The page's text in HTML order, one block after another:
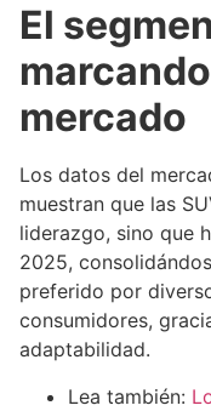
El
mercado
Los datos del
muestran que las
liderazgo, sino que
2025,
preferido por
consumidores,
adaptabilidad.
Lea también: